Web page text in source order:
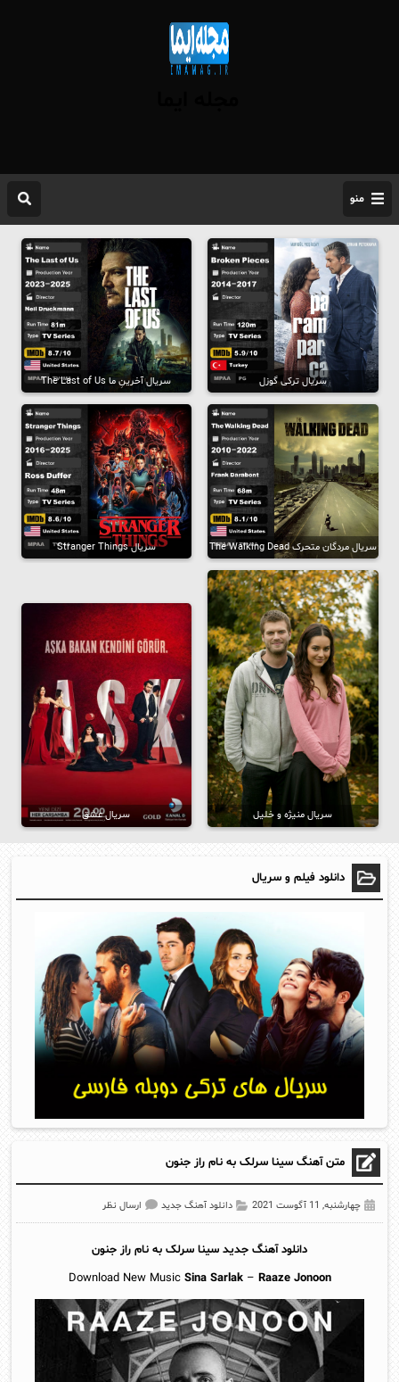
منو
سریال ترکی گوزل سریال آخرینِ ما The Last of Us
سریال مردگان متحرک The Walking Dead سریال Stranger Things
سریال منیژه و خلیل سریال عشق
دانلود فیلم و سریال
متن آهنگ سینا سرلک به نام راز جنون
چهارشنبه, 11 آگوست 2021 دانلود آهنگ جدید ارسال نظر
دانلود آهنگ جدید سینا سرلک به نام راز جنون
Download New Music Sina Sarlak– Raaze Jonoon